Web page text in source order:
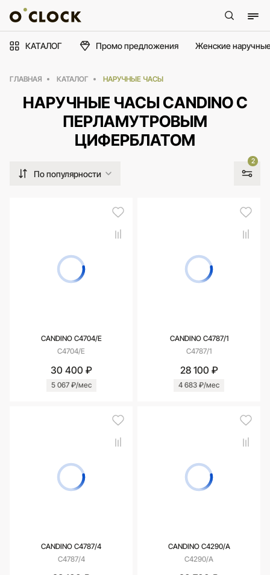
КАТАЛОГ Промо предложения Женские
ГЛАВНАЯ КАТАЛОГ НАРУЧНЫЕ ЧАСЫ
НАРУЧНЫЕ ЧАСЫ CANDINO С
ПЕРЛАМУТРОВЫМ
ЦИФЕРБЛАТОМ
По популярности
2
CANDINO C4704/E
C4704/E
30 400 ₽
5 067 ₽/мес
CANDINO C4787/1
C4787/1
28 100 ₽
4 683 ₽/мес
CANDINO C4787/4
C4787/4
CANDINO C4290/A
C4290/A